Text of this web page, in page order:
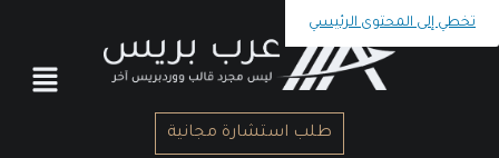
تخطي إلى المحتوى الرئيسي
طلب استشارة مجانية